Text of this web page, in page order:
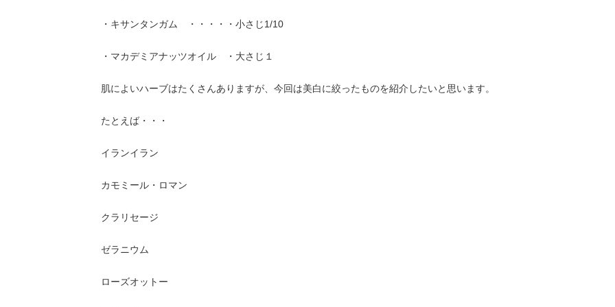
・キサンタンガム ・・・・・小さじ1/10
・マカデミアナッツオイル ・大さじ１
肌によいハーブはたくさんありますが、今回は美白に絞ったものを紹介したいと思います。
たとえば・・・
イランイラン
カモミール・ロマン
クラリセージ
ゼラニウム
ローズオットー